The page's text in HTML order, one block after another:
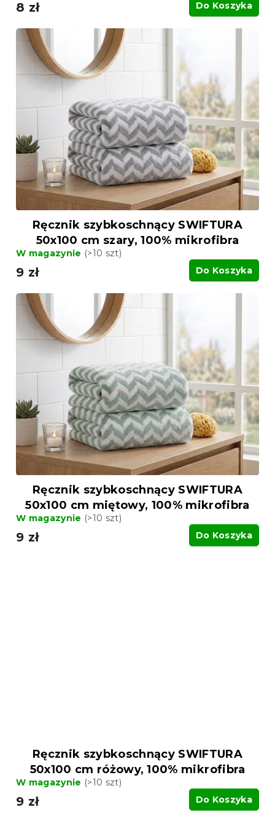
8 zł Do Koszyka
Ręcznik szybkoschnący SWIFTURA
50x100 cm szary, 100% mikrofibra
W magazynie (>10 szt)
9 zł Do Koszyka
Ręcznik szybkoschnący SWIFTURA
50x100 cm miętowy, 100% mikrofibra
W magazynie (>10 szt)
9 zł Do Koszyka
Ręcznik szybkoschnący SWIFTURA
50x100 cm różowy, 100% mikrofibra
W magazynie (>10 szt)
9 zł Do Koszyka